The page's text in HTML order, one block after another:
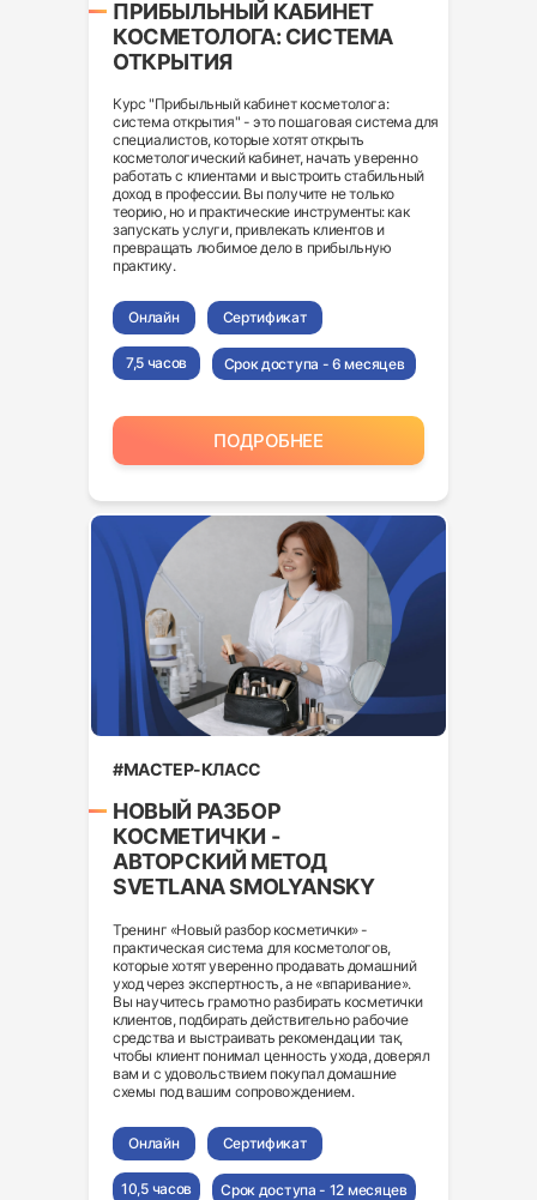
Курс "Прибыльный кабинет косметолога:
система открытия" - это пошаговая система для
специалистов, которые хотят открыть
косметологический кабинет, начать уверенно
работать с клиентами и выстроить стабильный
доход в профессии. Вы получите не только
теорию, но и практические инструменты: как
запускать услуги, привлекать клиентов и
превращать любимое дело в прибыльную
практику.
ПРИБЫЛЬНЫЙ КАБИНЕТ
КОСМЕТОЛОГА: СИСТЕМА
ОТКРЫТИЯ
ПОДРОБНЕЕ
Онлайн Сертификат
7,5 часов Срок доступа - 6 месяцев
Тренинг «Новый разбор косметички» -
практическая система для косметологов,
которые хотят уверенно продавать домашний
уход через экспертность, а не «впаривание».
Вы научитесь грамотно разбирать косметички
клиентов, подбирать действительно рабочие
средства и выстраивать рекомендации так,
чтобы клиент понимал ценность ухода, доверял
вам и с удовольствием покупал домашние
схемы под вашим сопровождением.
#МАСТЕР-КЛАСС
НОВЫЙ РАЗБОР
КОСМЕТИЧКИ -
АВТОРСКИЙ МЕТОД
SVETLANA SMOLYANSKY
Онлайн Сертификат
10,5 часов Срок доступа - 12 месяцев